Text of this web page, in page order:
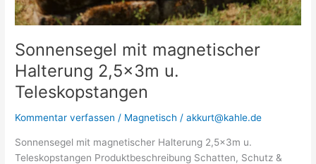
Sonnensegel mit magnetischer
Halterung 2,5x3m u.
Teleskopstangen
Kommentar verfassen / Magnetisch /akkurt@kahle.de
Sonnensegel mit magnetischer Halterung 2,5x3m u.
Teleskopstangen Produktbeschreibung Schatten, Schutz &